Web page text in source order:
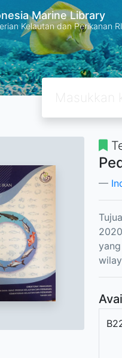
Marine Library
Kelautan dan Perikanan RI